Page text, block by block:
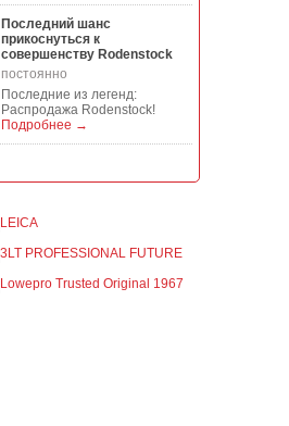
Последний шанс
прикоснуться к
совершенству Rodenstock
постоянно
Последние из легенд:
Распродажа Rodenstock!
Подробнее →
Manfrotto, National
продукции Manfrotto, National
гарантиров...
Подробнее →